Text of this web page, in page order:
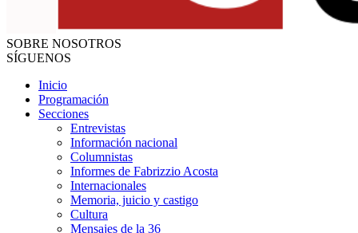
SOBRE NOSOTROS
SÍGUENOS
Inicio
Programación
Secciones
Entrevistas
Información nacional
Columnistas
Informes de Fabrizzio Acosta
Internacionales
Memoria, juicio y castigo
Cultura
Mensajes de la 36